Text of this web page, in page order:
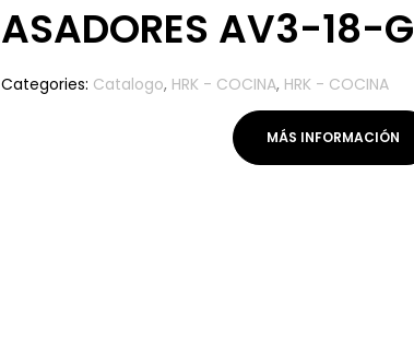
ASADORES AV3-18-G
Categories: Catalogo, HRK - COCINA, HRK - COCINA
MÁS INFORMACIÓN